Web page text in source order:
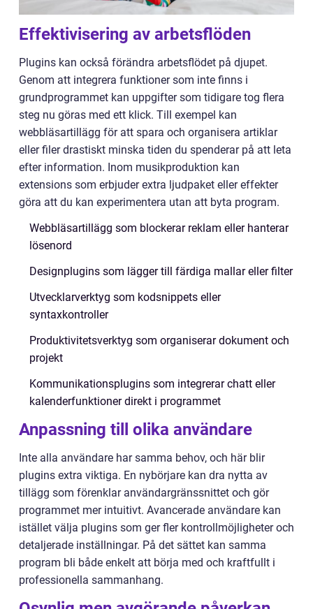
Effektivisering av arbetsflöden
Plugins kan också förändra arbetsflödet på djupet.
Genom att integrera funktioner som inte finns i
grundprogrammet kan uppgifter som tidigare tog flera
steg nu göras med ett klick. Till exempel kan
webbläsartillägg för att spara och organisera artiklar
eller filer drastiskt minska tiden du spenderar på att leta
efter information. Inom musikproduktion kan
extensions som erbjuder extra ljudpaket eller effekter
göra att du kan experimentera utan att byta program.
Webbläsartillägg som blockerar reklam eller hanterar
lösenord
Designplugins som lägger till färdiga mallar eller filter
Utvecklarverktyg som kodsnippets eller
syntaxkontroller
Produktivitetsverktyg som organiserar dokument och
projekt
Kommunikationsplugins som integrerar chatt eller
kalenderfunktioner direkt i programmet
Anpassning till olika användare
Inte alla användare har samma behov, och här blir
plugins extra viktiga. En nybörjare kan dra nytta av
tillägg som förenklar användargränssnittet och gör
programmet mer intuitivt. Avancerade användare kan
istället välja plugins som ger fler kontrollmöjligheter och
detaljerade inställningar. På det sättet kan samma
program bli både enkelt att börja med och kraftfullt i
professionella sammanhang.